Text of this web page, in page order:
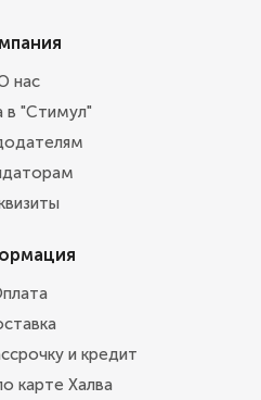
нас
в "Стимул"
и кредит
карте Халва